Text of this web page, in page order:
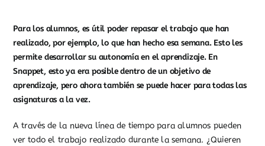
Para los alumnos, es útil poder repasar el trabajo que han
realizado, por ejemplo, lo que han hecho esa semana. Esto les
permite desarrollar su autonomía en el aprendizaje. En
Snappet, esto ya era posible dentro de un objetivo de
aprendizaje, pero ahora también se puede hacer para todas las
asignaturas a la vez.
A través de la nueva línea de tiempo para alumnos pueden
ver todo el trabajo realizado durante la semana. ¿Quieren